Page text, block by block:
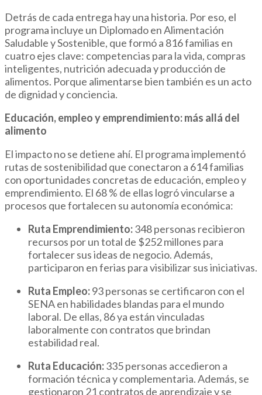
Detrás de cada entrega hay una historia. Por eso, el
programa incluye un Diplomado en Alimentación
Saludable y Sostenible, que formó a 816 familias en
cuatro ejes clave: competencias para la vida, compras
inteligentes, nutrición adecuada y producción de
alimentos. Porque alimentarse bien también es un acto
de dignidad y conciencia.
Educación, empleo y emprendimiento: más allá del
alimento
El impacto no se detiene ahí. El programa implementó
rutas de sostenibilidad que conectaron a 614 familias
con oportunidades concretas de educación, empleo y
emprendimiento. El 68 % de ellas logró vincularse a
procesos que fortalecen su autonomía económica:
Ruta Emprendimiento:348 personas recibieron
recursos por un total de $252 millones para
fortalecer sus ideas de negocio. Además,
participaron en ferias para visibilizar sus iniciativas.
Ruta Empleo:93 personas se certificaron con el
SENA en habilidades blandas para el mundo
laboral. De ellas, 86 ya están vinculadas
laboralmente con contratos que brindan
estabilidad real.
Ruta Educación:335 personas accedieron a
formación técnica y complementaria. Además, se
gestionaron 21 contratos de aprendizaje y se